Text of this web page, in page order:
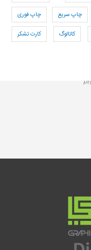
چاپ سریع چاپ فوری
کاتالوگ کارت تشکر